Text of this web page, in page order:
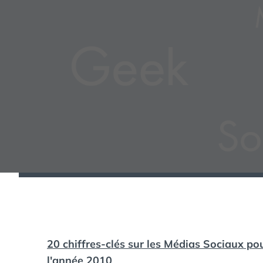
20 chiffres-clés sur les Médias Sociaux